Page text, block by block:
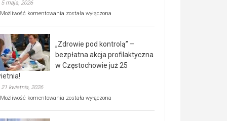
5 maja, 2026
Możliwość komentowania Rusza
rehabilitacji
dla
seniorów!
została wyłączona
„Zdrowie pod kontrolą” –
bezpłatna akcja profilaktyczna
w Częstochowie już 25
21 kwietnia, 2026
Możliwość komentowania „Zdrowie
została wyłączona